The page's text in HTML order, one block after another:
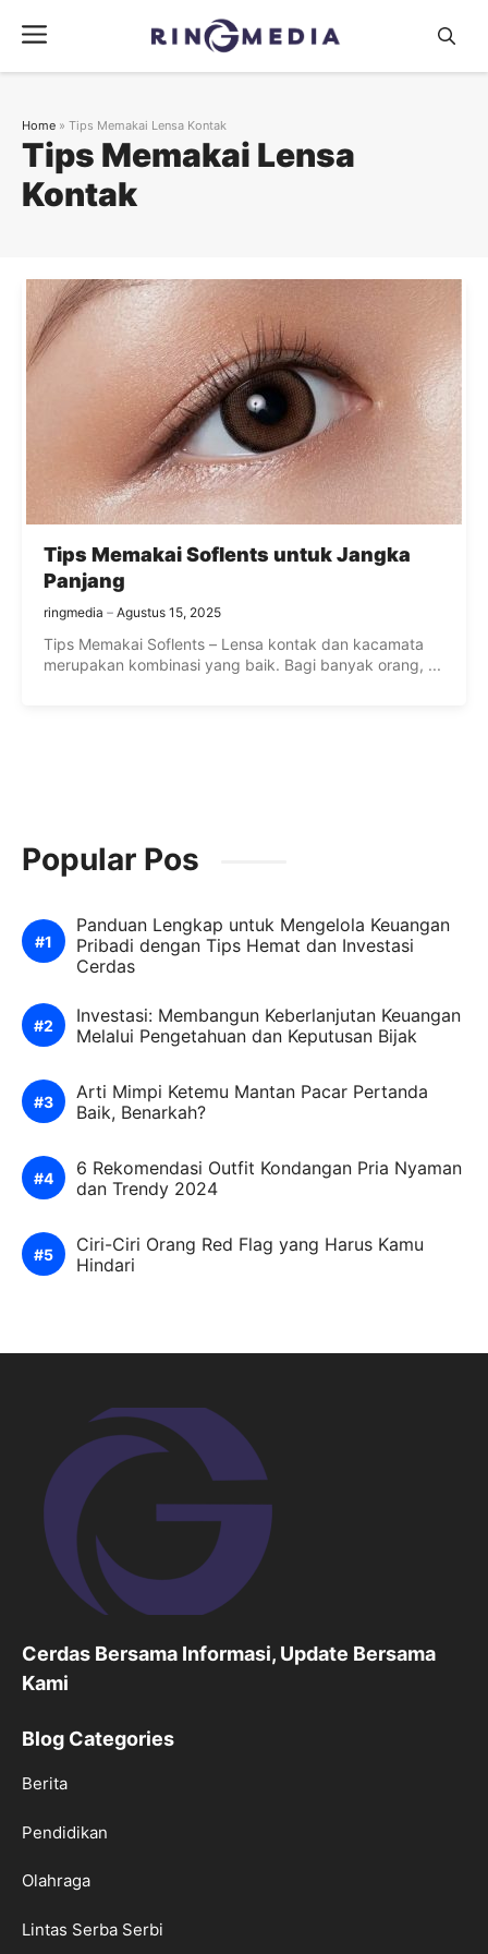
isi
Menu
Tips Memakai Lensa
Kontak
Home » Tips Memakai Lensa Kontak
Tips Memakai Soflents untuk Jangka
Panjang
ringmedia Agustus 15, 2025
Tips Memakai Soflents – Lensa kontak dan kacamata
merupakan kombinasi yang baik. Bagi banyak orang, ...
Popular Pos
Panduan Lengkap untuk Mengelola Keuangan
Pribadi dengan Tips Hemat dan Investasi
Cerdas
Investasi: Membangun Keberlanjutan Keuangan
Melalui Pengetahuan dan Keputusan Bijak
Arti Mimpi Ketemu Mantan Pacar Pertanda
Baik, Benarkah?
6 Rekomendasi Outfit Kondangan Pria Nyaman
dan Trendy 2024
Ciri-Ciri Orang Red Flag yang Harus Kamu
Hindari
Cerdas Bersama Informasi, Update Bersama
Kami
Blog Categories
Berita
Pendidikan
Olahraga
Lintas Serba Serbi